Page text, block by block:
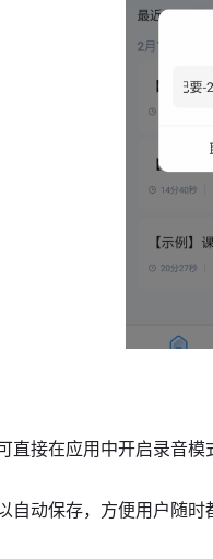
直接在应用中开启录音模
自动保存，方便用户随时